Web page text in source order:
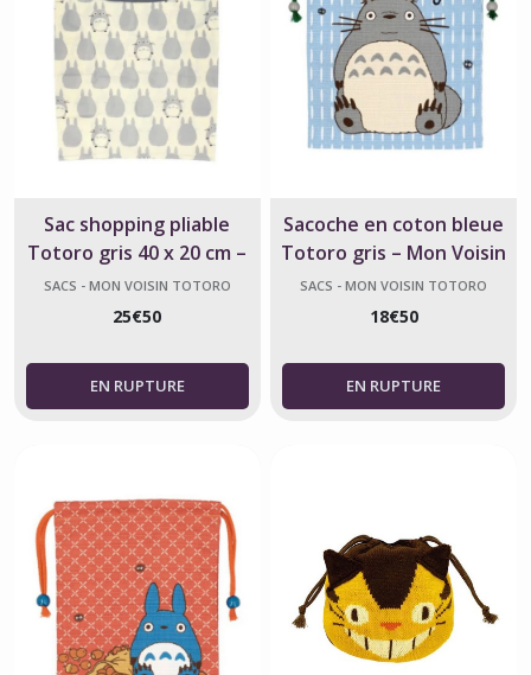
Sac shopping pliable
Totoro gris 40 x 20 cm –
Mon voisin Totoro
SACS - MON VOISIN TOTORO
25€50
Sacoche en coton bleue
Totoro gris – Mon Voisin
Totoro
SACS - MON VOISIN TOTORO
18€50